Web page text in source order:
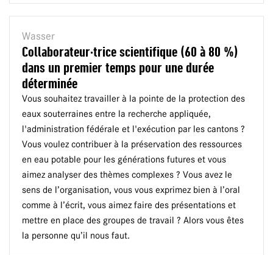
Wasser
Collaborateur·trice scientifique (60 à 80 %)
dans un premier temps pour une durée
déterminée
Vous souhaitez travailler à la pointe de la protection des
eaux souterraines entre la recherche appliquée,
l'administration fédérale et l'exécution par les cantons ?
Vous voulez contribuer à la préservation des ressources
en eau potable pour les générations futures et vous
aimez analyser des thèmes complexes ? Vous avez le
sens de l’organisation, vous vous exprimez bien à l’oral
comme à l’écrit, vous aimez faire des présentations et
mettre en place des groupes de travail ? Alors vous êtes
la personne qu’il nous faut.